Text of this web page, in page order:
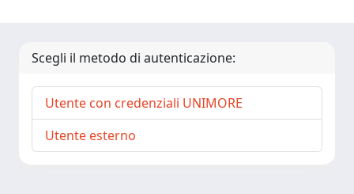
Scegli il metodo di autenticazione:
Utente con credenziali UNIMORE
Utente esterno